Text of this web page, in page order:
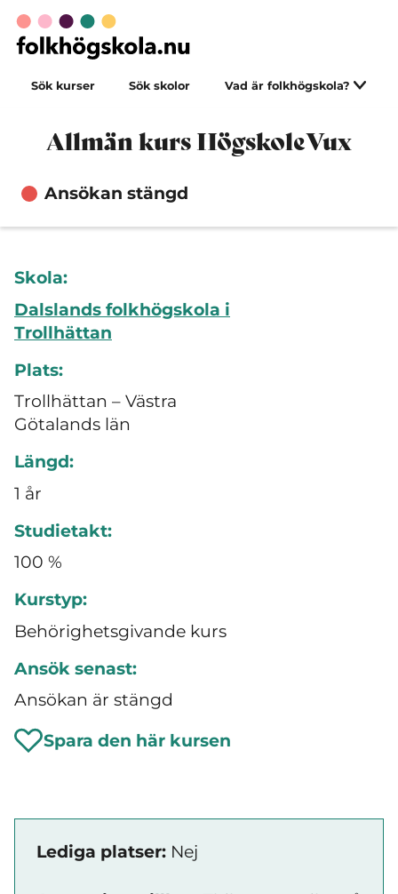
Sök kurser Sök skolor Vad är folkhögskola?
Allmän kurs HögskoleVux
Ansökan stängd
Skola:
Dalslands folkhögskola i
Trollhättan
Plats:
Trollhättan – Västra
Götalands län
Längd:
1 år
Studietakt:
100 %
Kurstyp:
Behörighetsgivande kurs
Ansök senast:
Ansökan är stängd
Spara den här kursen
Lediga platser: Nej